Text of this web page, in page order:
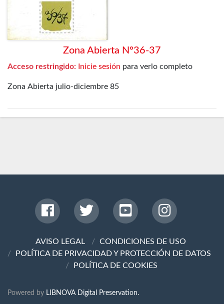
Zona Abierta Nº36-37
Acceso restringido: Inicie sesión para verlo completo
Zona Abierta julio-diciembre 85
AVISO LEGAL
CONDICIONES DE USO
POLÍTICA DE PRIVACIDAD Y PROTECCIÓN DE DATOS
POLÍTICA DE COOKIES
Powered by LIBNOVA Digital Preservation.